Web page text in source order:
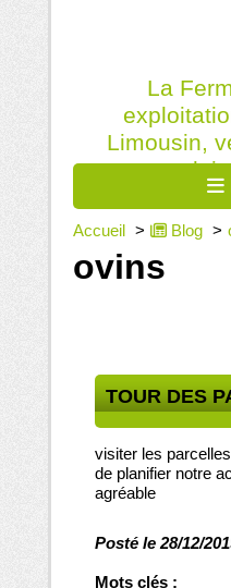
La
Limousin,
Accueil Blog
ovins
TOUR DES
visiter les
de planifier notre
agréable
Posté le 28/12/
Mots clés :